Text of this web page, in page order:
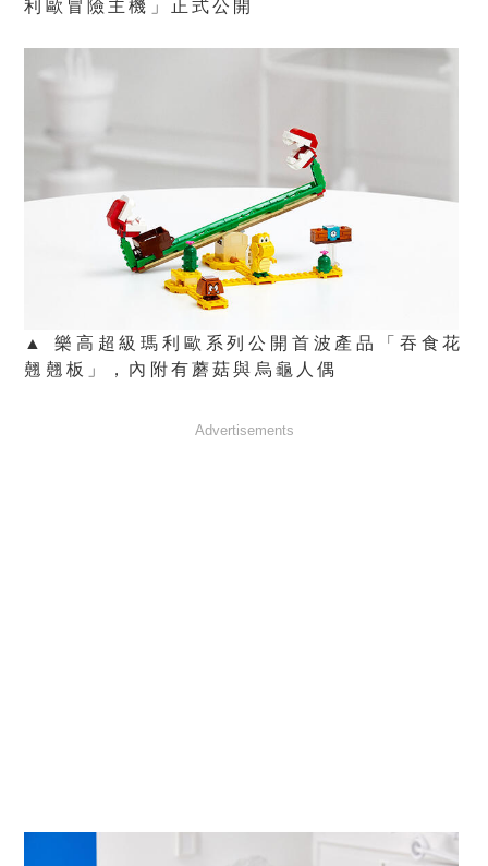
利歐冒險主機」正式公開
▲ 樂高超級瑪利歐系列公開首波產品「吞食花
翹翹板」，內附有蘑菇與烏龜人偶
Advertisements